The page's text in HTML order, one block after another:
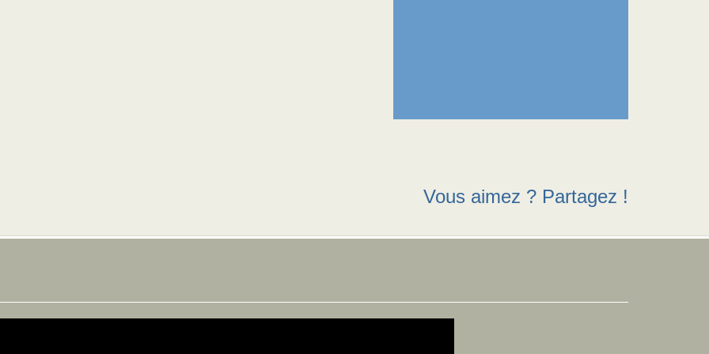
Vous aimez ? Partagez !